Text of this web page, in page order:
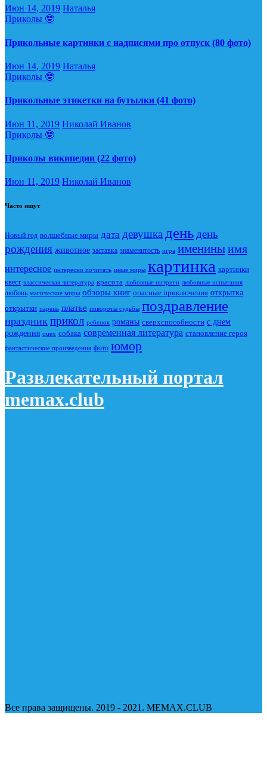
Июн 14, 2019 Наталья
Приколы 🤓
Прикольные картинки с надписями про отпуск (80 фото)
Июн 14, 2019 Наталья
Приколы 🤓
Прикольные этикетки на бутылки (41 фото)
Июн 11, 2019 Николай Иванов
Приколы 🤓
Приколы википедии (22 фото)
Июн 11, 2019 Николай Иванов
Часто ищут
Новый год волшебные миры дата девушка день день
рождения животное заставка знаменитость игра имениныимя
интересное интересно почитать иные миры картинка картинки
квест классическая литература красота любовные интриги любовные испытания
любовь магические миры обзоры книг опасные приключения открытка
открытки парень платье повороты судьбы поздравление
праздник прикол ребенок романы сверхспособности с днем
рождения смех собака современная литература становление героя
фантастические произведения фото юмор
Развлекательный портал
memax.club
Все права защищены. 2019 - 2021. MEMAX.CLUB